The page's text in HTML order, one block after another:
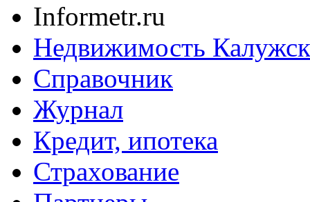
Informetr.ru
Недвижимость
Справочник
Журнал
Кредит, ипотека
Страхование